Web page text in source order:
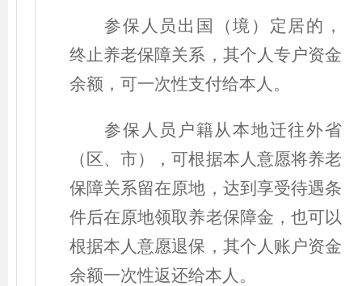
参保人员出国 （境 ） 定居的，
终止养老保障关系，其个人专户资金
余额，可一次性支付给本人。
参保人员户籍从本地迁往外省
（ 区、市）
，可根据本人意愿将养老
保障关系留在原地，达到享受待遇条
件后在原地领取养老保障金，也可以
根据本人意愿退保，其个人账户资金
余额一次性返还给本人。